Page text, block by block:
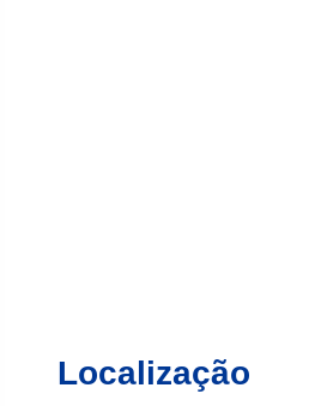
Localização